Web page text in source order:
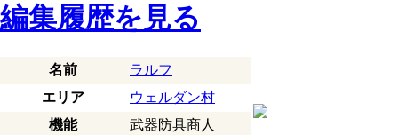
編集履歴を見る
名前
ラルフ
エリア
ウェルダン村
機能
武器防具商人